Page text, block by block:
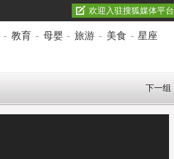
欢迎入驻搜狐媒体平台
- 教育 - 母婴 - 旅游 - 美食 - 星座
下一组